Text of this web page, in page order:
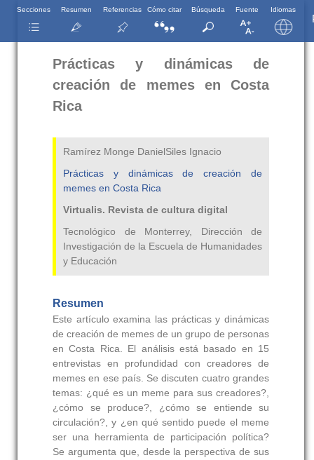
Secciones Resumen Referencias Cómo citar Búsqueda Fuente Idiomas
Prácticas y dinámicas de
creación de memes en Costa
Rica
Ramírez Monge DanielSiles Ignacio
Prácticas y dinámicas de creación de
memes en Costa Rica
Virtualis. Revista de cultura digital
Tecnológico de Monterrey, Dirección de
Investigación de la Escuela de Humanidades
y Educación
Resumen
Este artículo examina las prácticas y dinámicas
de creación de memes de un grupo de personas
en Costa Rica. El análisis está basado en 15
entrevistas en profundidad con creadores de
memes en ese país. Se discuten cuatro grandes
temas: ¿qué es un meme para sus creadores?,
¿cómo se produce?, ¿cómo se entiende su
circulación?, y ¿en qué sentido puede el meme
ser una herramienta de participación política?
Se argumenta que, desde la perspectiva de sus